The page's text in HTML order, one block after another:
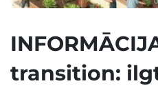
transition: